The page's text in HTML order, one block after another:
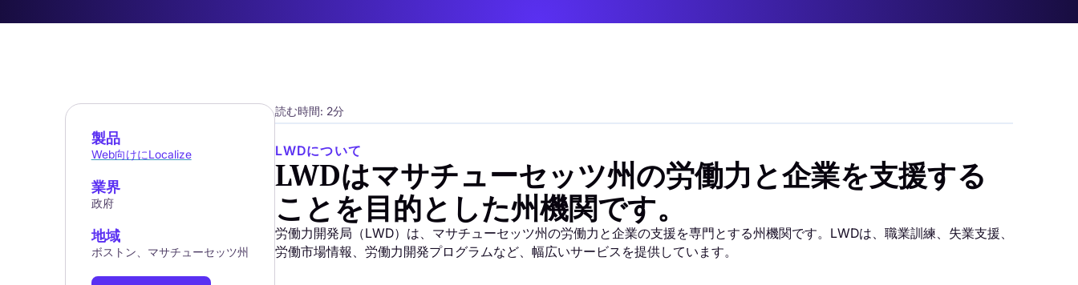
製品
Web向けにLocalize
業界
政府
地域
ボストン、マサチューセッツ州
読む時間: 2分
LWDについて
LWDはマサチューセッツ州の労働力と企業を支援する
ことを目的とした州機関です。
労働力開発局（LWD）は、マサチューセッツ州の労働力と企業の支援を専門とする州機関です。LWDは、職業訓練、失業支援、
労働市場情報、労働力開発プログラムなど、幅広いサービスを提供しています。